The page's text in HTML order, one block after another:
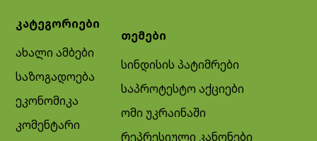
კატეგორიები
ახალი ამბები
საზოგადოება
ეკონომიკა
კომენტარი
თემები
სინდისის პატიმრები
საპროტესტო აქციები
ომი უკრაინაში
რეპრესიული კანონები